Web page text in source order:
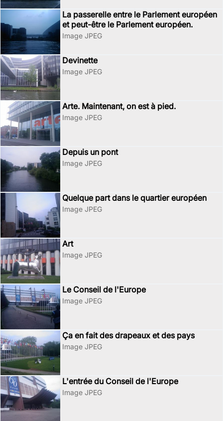
La passerelle entre le Parlement européen
et peut-être le Parlement européen.
Image JPEG
Devinette
Image JPEG
Arte. Maintenant, on est à pied.
Image JPEG
Depuis un pont
Image JPEG
Quelque part dans le quartier européen
Image JPEG
Art
Image JPEG
Le Conseil de l'Europe
Image JPEG
Ça en fait des drapeaux et des pays
Image JPEG
L'entrée du Conseil de l'Europe
Image JPEG